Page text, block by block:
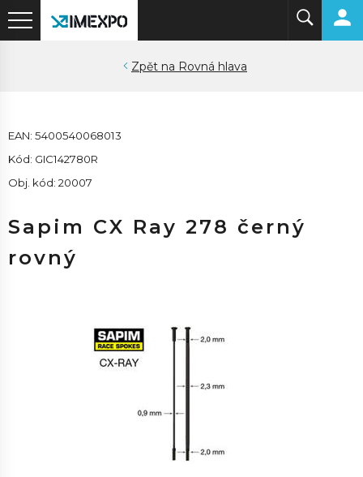
Rovná hlava
EAN: 5400540068013
Kód: GIC142780R
Obj. kód: 20007
Sapim CX Ray 278 černý
rovný